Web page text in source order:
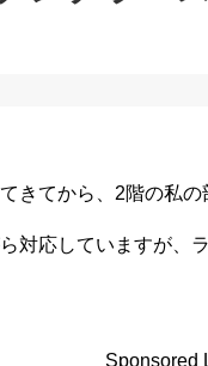
きてから、2階の私
対応していますが、
Sponsored